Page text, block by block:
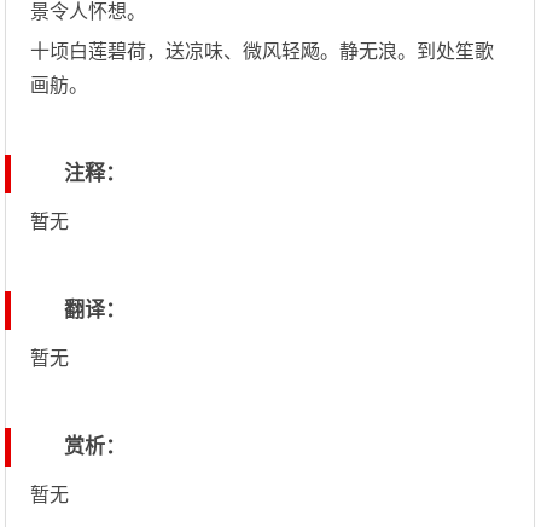
景令人怀想。
十顷白莲碧荷，送凉味、微风轻飏。静无浪。到处笙歌
画舫。
注释：
暂无
翻译：
暂无
赏析：
暂无